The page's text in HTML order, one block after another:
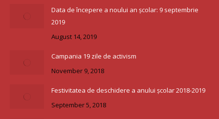
Data de începere a noului an școlar: 9 septembrie
2019
August 14, 2019
Campania 19 zile de activism
November 9, 2018
Festivitatea de deschidere a anului școlar 2018-2019
September 5, 2018